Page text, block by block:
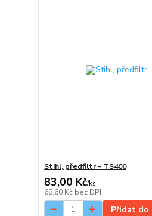
Stihl, předfiltr - TS400
83,00 Kč/ks
68,60 Kč bez DPH
Přidat do